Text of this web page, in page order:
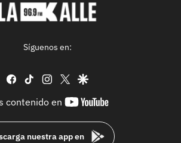
Síguenos en:
facebook
tiktok instagram
twittergoogle
contenido en
youtube-
nuestra app en